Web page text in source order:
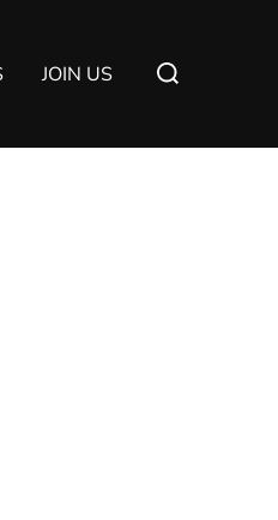
JOIN US
Suchen
nach: